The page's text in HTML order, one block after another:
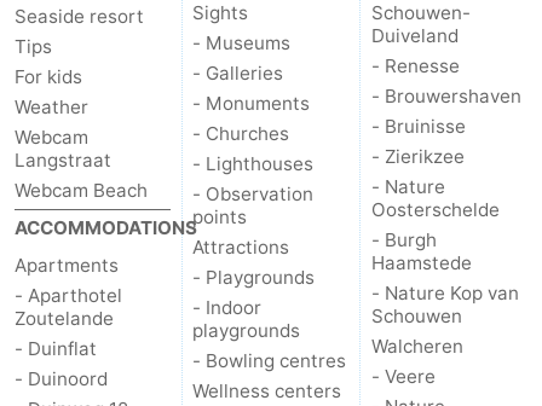
Seaside resort
Tips
For kids
Weather
Webcam
Langstraat
Webcam Beach
ACCOMMODATIONS
Apartments
- Aparthotel
Zoutelande
- Duinflat
- Duinoord
Sights
- Museums
- Galleries
- Monuments
- Churches
- Lighthouses
- Observation
points
Attractions
- Playgrounds
- Indoor
playgrounds
- Bowling centres
Wellness centers
Schouwen-
Duiveland
- Renesse
- Brouwershaven
- Bruinisse
- Zierikzee
- Nature
Oosterschelde
- Burgh
Haamstede
- Nature Kop van
Schouwen
Walcheren
- Veere